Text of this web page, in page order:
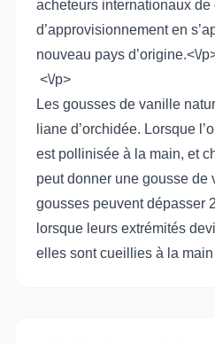
acheteurs internationaux
d’approvisionnement en
nouveau pays d’origine.<\/
<\/p>
Les gousses de vanille
liane d’orchidée. Lorsque
est pollinisée à la main, et
peut donner une gousse
gousses peuvent dépasser
lorsque leurs extrémités
elles sont cueillies à la